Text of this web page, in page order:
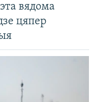
вядома
цяпер